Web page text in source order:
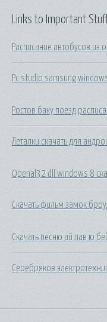
Links to Important
Расписание автобусов из
Pc studio samsung
Ростов баку поезд
Леталки скачать для
Openal32 dll windows 8
Скачать фильм замок
Скачать песню ай лав ю
Серебряков